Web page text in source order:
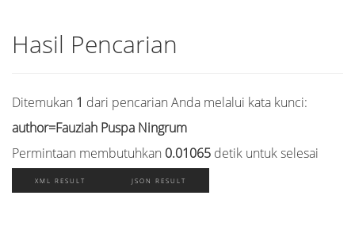
Hasil Pencarian
Ditemukan 1 dari pencarian Anda melalui kata kunci:
author=Fauziah Puspa Ningrum
Permintaan membutuhkan 0.01065 detik untuk selesai
XML RESULT JSON RESULT